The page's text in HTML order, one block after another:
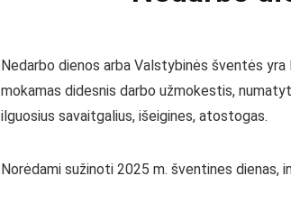
Nedarbo dienos arba Valstybinės šventės
mokamas didesnis darbo užmokestis,
ilguosius savaitgalius, išeigines, atostogas.
Norėdami sužinoti 2025 m. šventines dienas,